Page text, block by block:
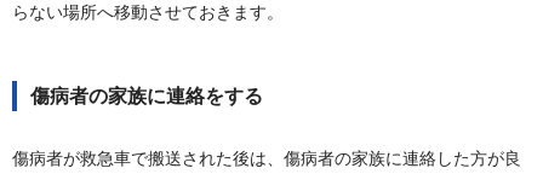
らない場所へ移動させておきます。
傷病者の家族に連絡をする
傷病者が救急車で搬送された後は、傷病者の家族に連絡した方が良